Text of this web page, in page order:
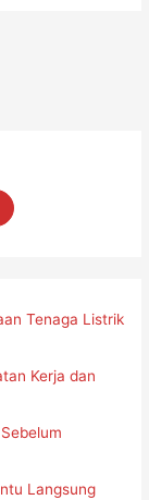
Tenaga Listrik
Kerja dan
Langsung